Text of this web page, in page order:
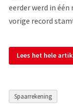
eerder werd in
vorige record
Lees het hele
Spaarrekening